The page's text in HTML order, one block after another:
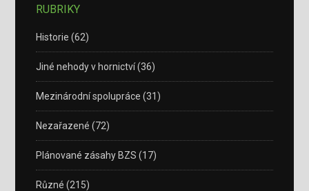
RUBRIKY
Historie (62)
Jiné nehody v hornictví(36)
Mezinárodní spolupráce (31)
Nezařazené (72)
Plánované zásahy BZS (17)
Různé (215)